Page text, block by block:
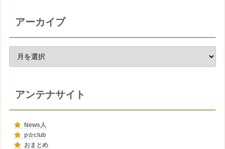
アーカイブ
アンテナサイト
News人
p☆club
おまとめ